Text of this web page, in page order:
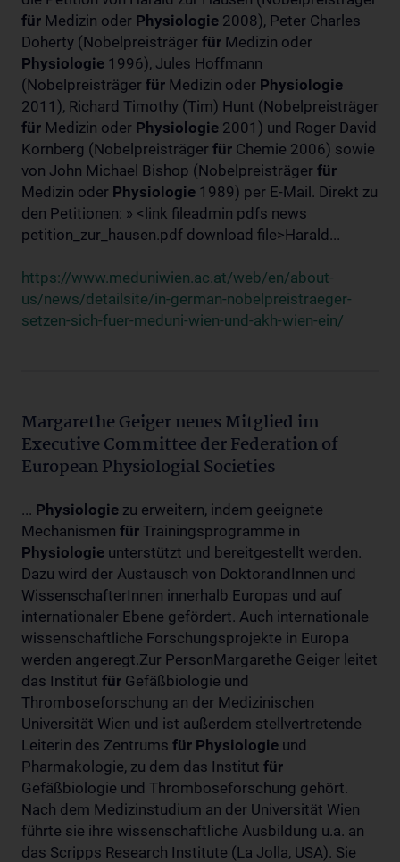
für Medizin oder Physiologie 2008), Peter Charles
Doherty (Nobelpreisträger für Medizin oder
Physiologie 1996), Jules Hoffmann
(Nobelpreisträger für Medizin oder Physiologie
2011), Richard Timothy (Tim) Hunt (Nobelpreisträger
für Medizin oder Physiologie 2001) und Roger David
Kornberg (Nobelpreisträger für Chemie 2006) sowie
von John Michael Bishop (Nobelpreisträger für
Medizin oder Physiologie 1989) per E-Mail. Direkt zu
den Petitionen: » <link fileadmin pdfs news
petition_zur_hausen.pdf download file>Harald...
https://www.meduniwien.ac.at/web/en/about-
us/news/detailsite/in-german-nobelpreistraeger-
setzen-sich-fuer-meduni-wien-und-akh-wien-ein/
Margarethe Geiger neues Mitglied im
Executive Committee der Federation of
European Physiologial Societies
... Physiologie zu erweitern, indem geeignete
Mechanismen für Trainingsprogramme in
Physiologie unterstützt und bereitgestellt werden.
Dazu wird der Austausch von DoktorandInnen und
WissenschafterInnen innerhalb Europas und auf
internationaler Ebene gefördert. Auch internationale
wissenschaftliche Forschungsprojekte in Europa
werden angeregt.Zur PersonMargarethe Geiger leitet
das Institut für Gefäßbiologie und
Thromboseforschung an der Medizinischen
Universität Wien und ist außerdem stellvertretende
Leiterin des Zentrums für Physiologie und
Pharmakologie, zu dem das Institut für
Gefäßbiologie und Thromboseforschung gehört.
Nach dem Medizinstudium an der Universität Wien
führte sie ihre wissenschaftliche Ausbildung u.a. an
das Scripps Research Institute (La Jolla, USA). Sie